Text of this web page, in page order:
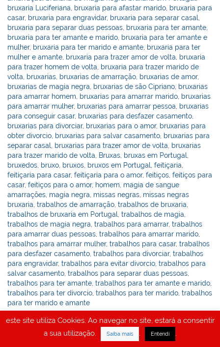
bruxaria Luciferiana
bruxaria para afastar marido bruxaria para
casar, bruxaria para engravidar, bruxaria para separar casal
bruxaria para separar duas pessoas bruxaria para ter amante
bruxaria para ter amante e marido bruxaria para ter amante e
mulher, bruxaria para ter marido e amante bruxaria para ter
mulher e amante bruxaria para trazer amor de volta
bruxaria
para trazer homem de volta
bruxaria para trazer marido de
volta
bruxarias bruxarias de amarração bruxarias de amor,
bruxarias de magia negra
bruxarias de são Cipriano bruxarias
para amarrar homem
bruxarias para amarrar marido bruxarias
para amarrar mulher, bruxarias para amarrar pessoa
bruxarias
para conseguir casar, bruxarias para desfazer casamento
bruxarias para divorciar, bruxarias para o amor, bruxarias para
obter divorcio bruxarias para salvar casamento bruxarias para
separar casal
bruxarias para trazer amor de volta
bruxarias
para trazer marido de volta
Bruxas bruxas em Portugal
bruxedos bruxo bruxos bruxos em Portugal ,feitiçaria
feitiçaria para casar,feitiçaria para o amor,feitiços ,feitiços para
casar,feitiços para o amor, homem magia de sangue
amarrações magia negra missas negras missas negras
bruxaria ,trabalhos de amarração ,trabalhos de bruxaria
trabalhos de bruxaria em Portugal ,trabalhos de magia
trabalhos de magia negra ,trabalhos para amarrar,trabalhos
para amarrar duas pessoas ,trabalhos para amarrar marido
trabalhos para amarrar mulher,trabalhos para casar,trabalhos
para desfazer casamento ,trabalhos para divorciar,trabalhos
para engravidar,trabalhos para evitar divorcio ,trabalhos para
salvar casamento ,trabalhos para separar duas pessoas
trabalhos para ter amante ,trabalhos para ter amante e marido
trabalhos para ter divorcio ,trabalhos para ter marido ,trabalhos
para ter marido e amante
este site utiliza Cookies. Ao navegar no site, estará a consentir
a sua utilização.
Saiba mais . Entendi .